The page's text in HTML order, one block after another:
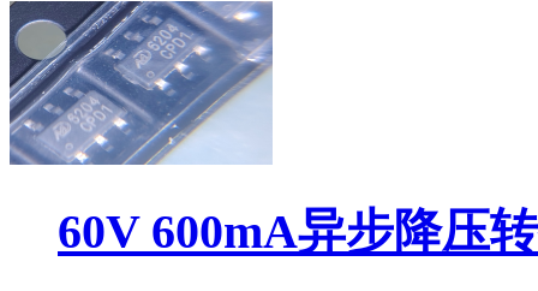
60V 600mA异步降压